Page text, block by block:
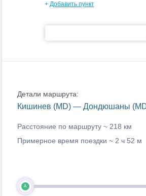
+ Добавить пункт
Детали маршрута:
Кишинев (MD) — Дондюшаны
Расстояние по маршруту ~ 218 км
Примерное время поездки ~ 2 ч 52 м
A